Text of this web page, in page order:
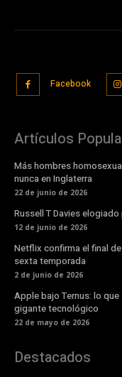
Facebook
Artículos
Más hombres
nunca en Inglaterra
22 de junio de 2026
Russell T Davies
12 de junio de 2026
Netflix confirma el final
sexta temporada
2 de junio de 2026
Apple bajo Ternus: lo
gigante tecnológico
22 de mayo de 2026
Destacados